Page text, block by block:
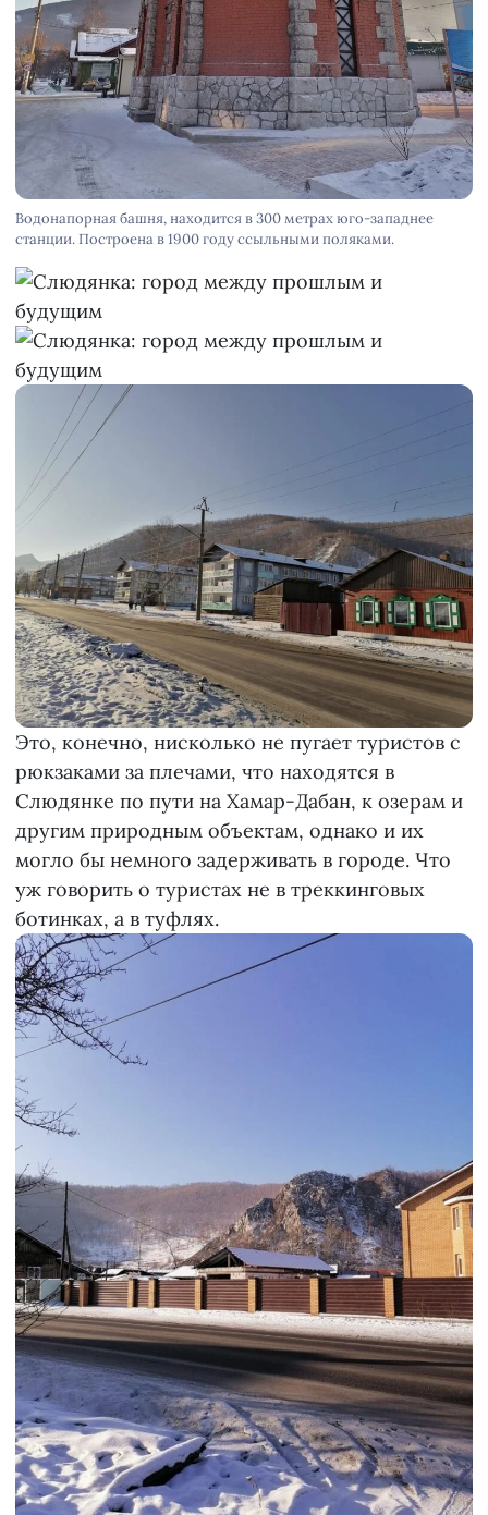
Водонапорная башня, находится в 300 метрах юго-западнее
станции. Построена в 1900 году ссыльными поляками.
Это, конечно, нисколько не пугает туристов с
рюкзаками за плечами, что находятся в
Слюдянке по пути на Хамар-Дабан, к озерам и
другим природным объектам, однако и их
могло бы немного задерживать в городе. Что
уж говорить о туристах не в треккинговых
ботинках, а в туфлях.